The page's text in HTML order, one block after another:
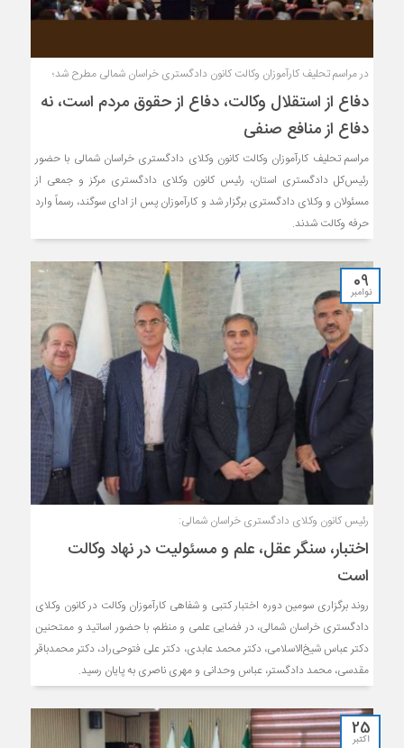
در مراسم تحلیف کارآموزان وکالت کانون دادگستری خراسان شمالی مطرح شد؛
دفاع از استقلال وکالت، دفاع از حقوق مردم است، نه
دفاع از منافع صنفی
مراسم تحلیف کارآموزان وکالت کانون وکلای دادگستری خراسان شمالی با حضور
رئیس‌کل دادگستری استان، رئیس کانون وکلای دادگستری مرکز و جمعی از
مسئولان و وکلای دادگستری برگزار شد و کارآموزان پس از ادای سوگند، رسماً وارد
حرفه وکالت شدند.
09
نوامبر
رئیس کانون وکلای دادگستری خراسان شمالی:
اختبار، سنگر عقل، علم و مسئولیت در نهاد وکالت
است
روند برگزاری سومین دوره اختبار کتبی و شفاهی کارآموزان وکالت در کانون وکلای
دادگستری خراسان شمالی، در فضایی علمی و منظم، با حضور اساتید و ممتحنین
دکتر عباس شیخ‌الاسلامی، دکتر محمد عابدی، دکتر علی فتوحی‌راد، دکتر محمدباقر
مقدسی، محمد دادگستر، عباس وحدانی و مهری ناصری به پایان رسید.
25
اکتبر